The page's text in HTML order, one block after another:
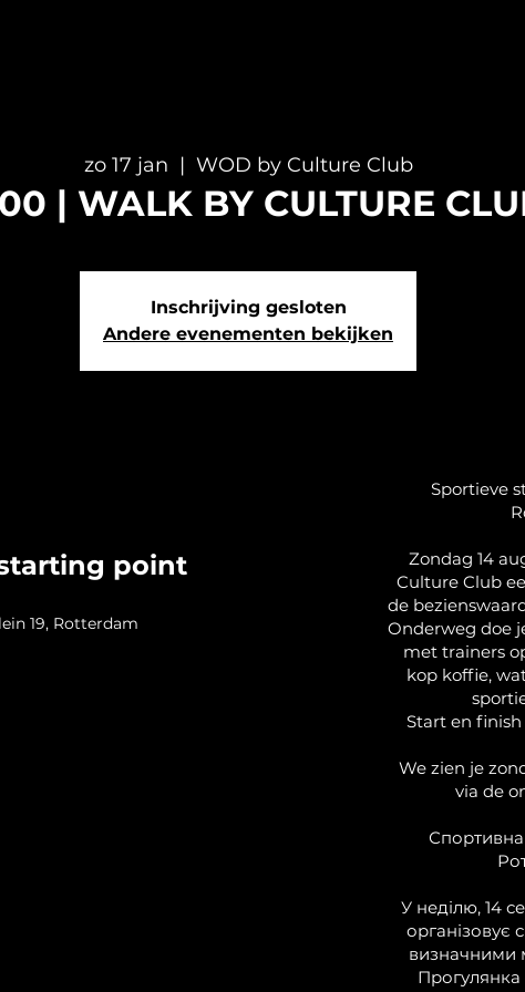
zo 17 jan
  |
WOD by Culture Club
| WALK BY CULTURE
Inschrijving gesloten
Andere evenementen bekijken
point
19, Rotterdam
Sportieve
Zondag 14
Culture Club
de
Onderweg doe
met trainers
kop koffie,
Start en
We zien je
via de
Спортивна
У неділю, 14
організовує
визначними
Прогулянка